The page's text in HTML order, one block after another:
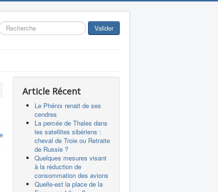
Valider
Article Récent
Le Phénix renait de ses
cendres
La percée de Thales dans
les satellites sibériens :
cheval de Troie ou Retraite
de Russie ?
Quelques mesures visant
à la réduction de
consommation des avions
Quelle-est la place de la